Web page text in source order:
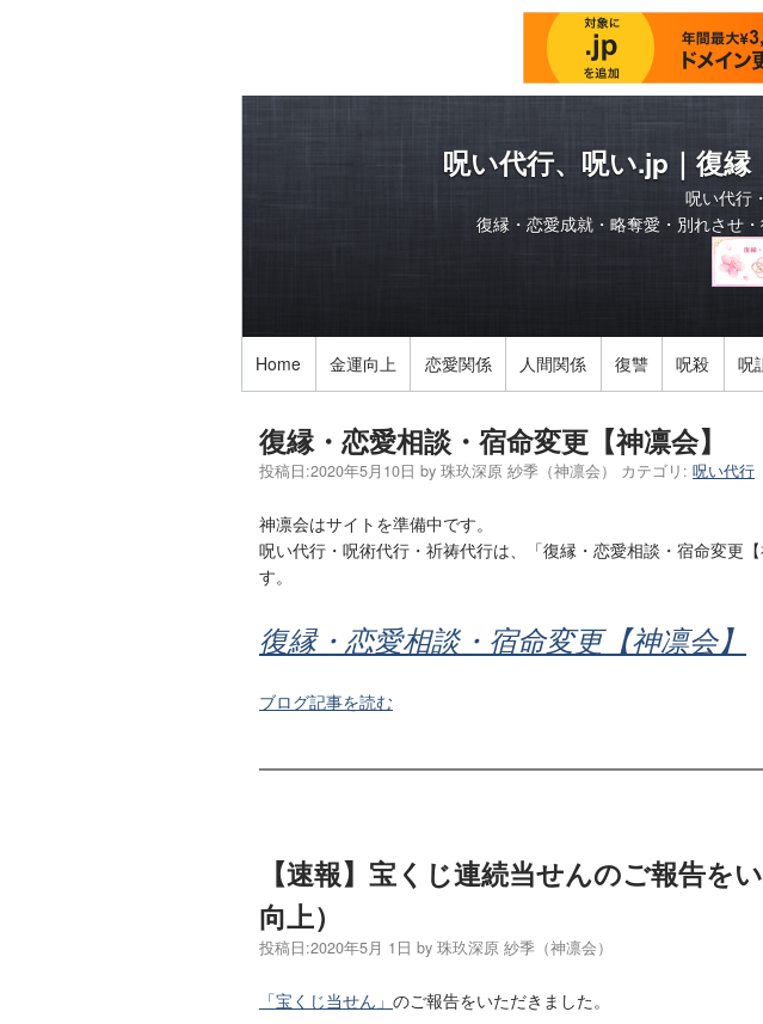
呪い代行、呪い.jp｜復縁
呪い代行
復縁・恋愛成就・略奪愛・別れさせ
Home 金運向上 恋愛関係 人間関係 復讐 呪殺 呪
復縁・恋愛相談・宿命変更【神凛会】
投稿日:2020年5月10日 by 珠玖深原 紗季（神凛会） カテゴリ: 呪い代行
神凛会はサイトを準備中です。
呪い代行・呪術代行・祈祷代行は、「復縁・恋愛相談・宿命変更
す。
復縁・恋愛相談・宿命変更【神凛会】
ブログ記事を読む
【速報】宝くじ連続当せんのご報告を
向上）
投稿日:2020年5月 1日 by 珠玖深原 紗季（神凛会）
「宝くじ当せん」 のご報告をいただきました。